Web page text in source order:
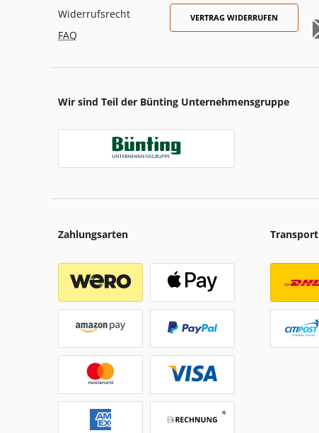
Widerrufsrecht
FAQ
VERTRAG WIDERRUFEN
Wir sind Teil der Bünting Unternehmensgruppe
Zahlungsarten Transport